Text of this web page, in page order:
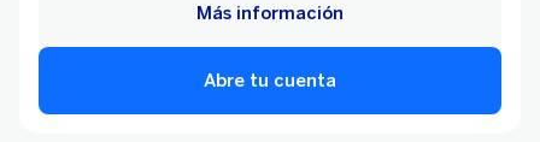
Abre tu cuenta
Más información